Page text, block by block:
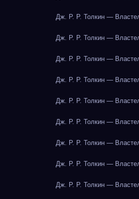
Дж. Р. Р. Толкин —
Дж. Р. Р. Толкин —
Дж. Р. Р. Толкин —
Дж. Р. Р. Толкин —
Дж. Р. Р. Толкин —
Дж. Р. Р. Толкин —
Дж. Р. Р. Толкин —
Дж. Р. Р. Толкин —
Дж. Р. Р. Толкин —